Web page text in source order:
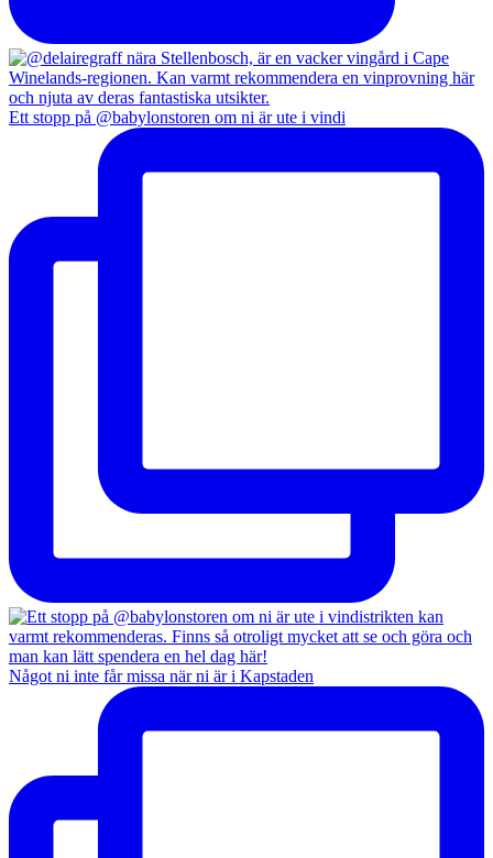
Ett stopp på @babylonstoren om ni är ute i vindi
Något ni inte får missa när ni är i Kapstaden